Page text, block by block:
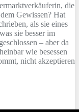
die
Gewissen? Hat
als sie eines
sie besser im
– aber da
wie besessen
nicht akzeptieren